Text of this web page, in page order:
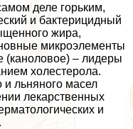
деле горьким,
и бактерицидный
жира,
микроэлементы
(каноловое) – лидеры
холестерола.
и льняного масел
лекарственных
и